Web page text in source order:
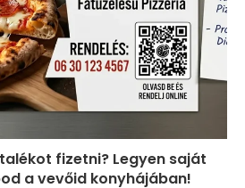
fizetni? Legyen saját
a vevőid konyhájában!